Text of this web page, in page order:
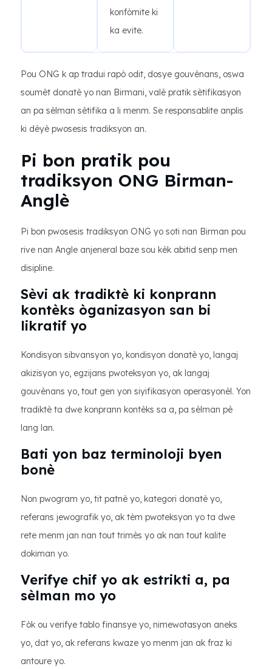
konfòmite ki
ka evite.
Pou ONG k ap tradui rapò odit, dosye gouvènans, oswa
soumèt donatè yo nan Birmani, valè pratik sètifikasyon
an pa sèlman sètifika a li menm. Se responsablite anplis
ki dèyè pwosesis tradiksyon an.
Pi bon pratik pou
tradiksyon ONG Birman-
Anglè
Pi bon pwosesis tradiksyon ONG yo soti nan Birman pou
rive nan Angle anjeneral baze sou kèk abitid senp men
disipline.
Sèvi ak tradiktè ki konprann
kontèks òganizasyon san bi
likratif yo
Kondisyon sibvansyon yo, kondisyon donatè yo, langaj
akizisyon yo, egzijans pwoteksyon yo, ak langaj
gouvènans yo, tout gen yon siyifikasyon operasyonèl. Yon
tradiktè ta dwe konprann kontèks sa a, pa sèlman pè
lang lan.
Bati yon baz terminoloji byen
bonè
Non pwogram yo, tit patnè yo, kategori donatè yo,
referans jewografik yo, ak tèm pwoteksyon yo ta dwe
rete menm jan nan tout trimès yo ak nan tout kalite
dokiman yo.
Verifye chif yo ak estrikti a, pa
sèlman mo yo
Fòk ou verifye tablo finansye yo, nimewotasyon aneks
yo, dat yo, ak referans kwaze yo menm jan ak fraz ki
antoure yo.